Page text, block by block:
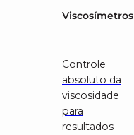
Viscosímetros
Controle
absoluto da
viscosidade
para
resultados